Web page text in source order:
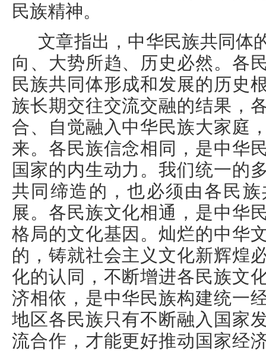
民族精神。
文章指出，中华民族共同体
向、大势所趋、历史必然。各
民族共同体形成和发展的历史
族长期交往交流交融的结果，
合、自觉融入中华民族大家庭
来。各民族信念相同，是中华
国家的内生动力。我们统一的
共同缔造的，也必须由各民
展。各民族文化相通，是中华
格局的文化基因。灿烂的中华
的，铸就社会主义文化新辉煌
化的认同，不断增进各民族文
济相依，是中华民族构建统一
地区各民族只有不断融入国家
流合作，才能更好推动国家经